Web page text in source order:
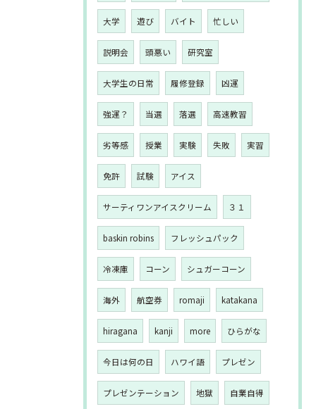
大学 遊び バイト 忙しい
説明会 頭悪い 研究室
大学生の日常 履修登録 凶運
強運？ 当選 落選 高速教習
劣等感 授業 実験 失敗 実習
免許 試験 アイス
サーティワンアイスクリーム ３１
baskin robins フレッシュパック
冷凍庫 コーン シュガーコーン
海外 航空券 romaji katakana
hiragana kanji more ひらがな
今日は何の日 ハワイ語 プレゼン
プレゼンテーション 地獄 自業自得